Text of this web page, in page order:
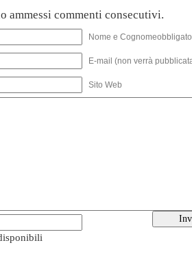
ammessi commenti consecutivi.
Nome e
E-mail (non verrà
Sito Web